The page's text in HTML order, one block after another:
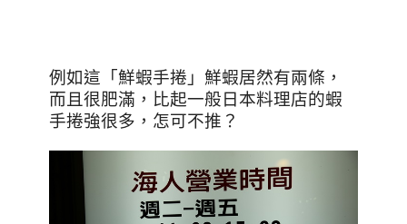
例如這「鮮蝦手捲」鮮蝦居然有兩條，
而且很肥滿，比起一般日本料理店的蝦
手捲強很多，怎可不推？